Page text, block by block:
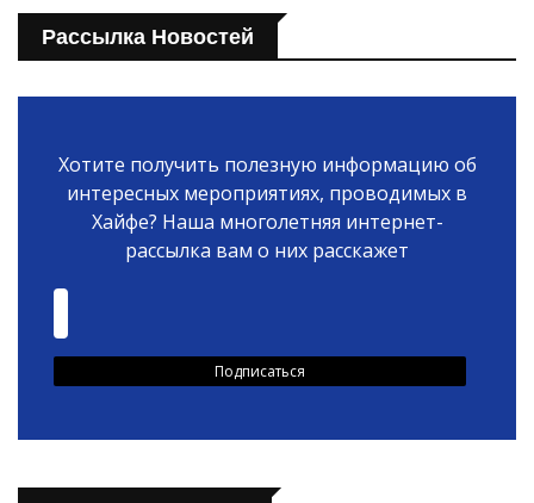
Рассылка Новостей
Хотите получить полезную информацию об
интересных мероприятиях, проводимых в
Хайфе? Наша многолетняя интернет-
рассылка вам о них расскажет